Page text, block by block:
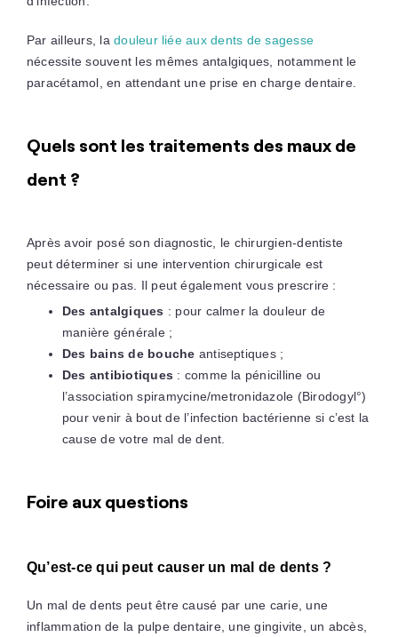
Par ailleurs, ladouleur liée aux dents de sagesse
nécessite souvent les mêmes antalgiques, notamment le
paracétamol, en attendant une prise en charge dentaire.
Quels sont les traitements des maux de
dent ?
Après avoir posé son diagnostic, le chirurgien-dentiste
peut déterminer si une intervention chirurgicale est
nécessaire ou pas. Il peut également vous prescrire :
Des antalgiques : pour calmer la douleur de
manière générale ;
Des bains de bouche antiseptiques ;
Des antibiotiques : comme la pénicilline ou
l’association spiramycine/metronidazole (Birodogyl°)
pour venir à bout de l’infection bactérienne si c’est la
cause de votre mal de dent.
Foire aux questions
Qu’est-ce qui peut causer un mal de dents ?
Un mal de dents peut être causé par une carie, une
inflammation de la pulpe dentaire, une gingivite, un abcès,